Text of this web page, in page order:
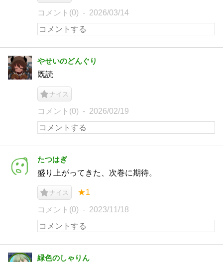
コメント(0) 2026/03/14
やせいのどんぐり
既読
ナイス
コメント(0) 2026/02/19
たつはぎ
盛り上がってきた、次巻に期待。
ナイス ★1
コメント(0) 2023/11/18
緑色のしゃりん